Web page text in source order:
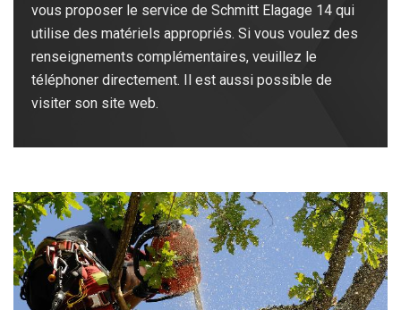
vous proposer le service de Schmitt Elagage 14 qui
utilise des matériels appropriés. Si vous voulez des
renseignements complémentaires, veuillez le
téléphoner directement. Il est aussi possible de
visiter son site web.